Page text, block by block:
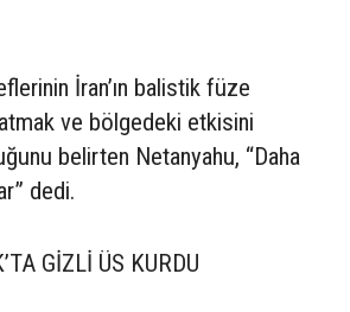
İran’ın balistik füze
ve bölgedeki etkisini
belirten Netanyahu, “Daha
dedi.
GİZLİ ÜS KURDU